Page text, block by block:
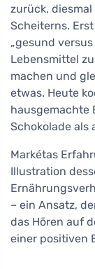
zurück,
Scheiterns.
„gesund
Lebensmittel
machen und
etwas. Heute
hausgemachte
Schokolade als
Markétas
Illustration
– ein Ansatz,
das Hören auf
einer positiven